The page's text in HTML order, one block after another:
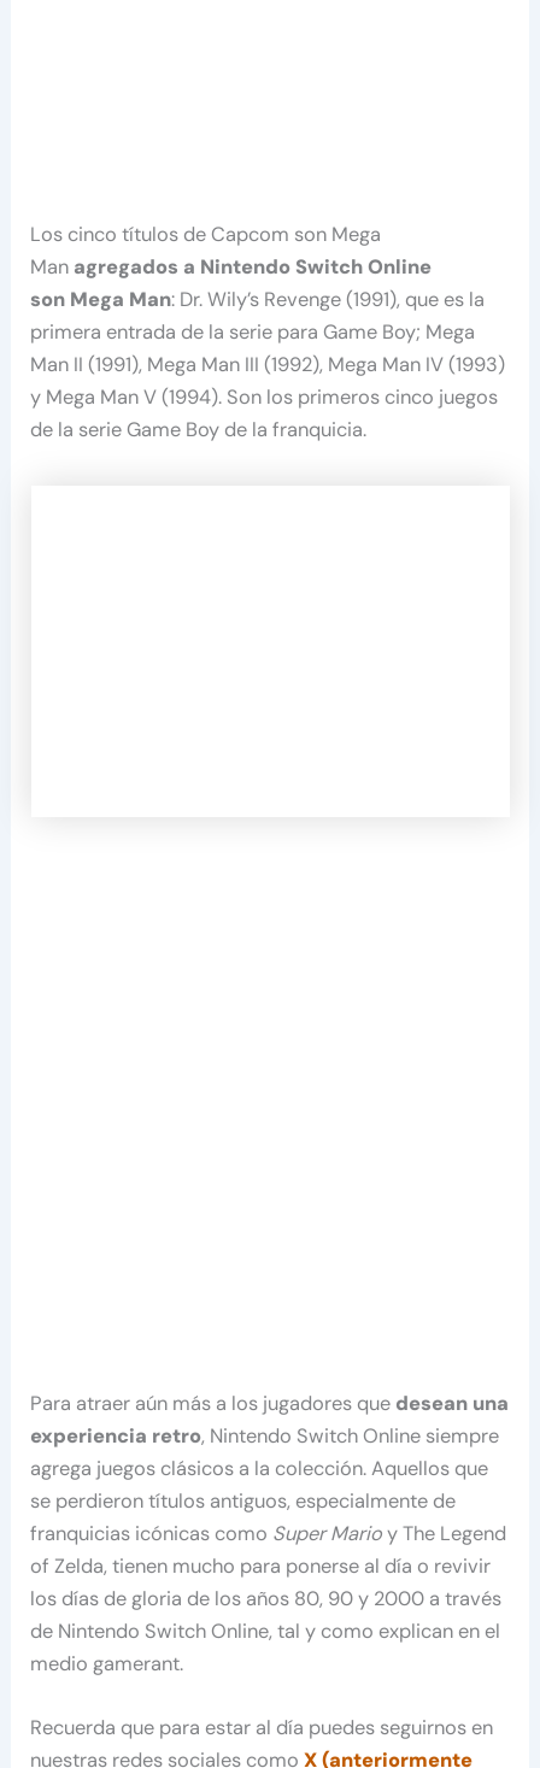
Los cinco títulos de Capcom son Mega
Man agregados a Nintendo Switch Online
son Mega Man: Dr. Wily’s Revenge (1991), que es la
primera entrada de la serie para Game Boy; Mega
Man II (1991), Mega Man III (1992), Mega Man IV (1993)
y Mega Man V (1994). Son los primeros cinco juegos
de la serie Game Boy de la franquicia.
Para atraer aún más a los jugadores que desean una
experiencia retro, Nintendo Switch Online siempre
agrega juegos clásicos a la colección. Aquellos que
se perdieron títulos antiguos, especialmente de
franquicias icónicas como Super Marioy The Legend
of Zelda, tienen mucho para ponerse al día o revivir
los días de gloria de los años 80, 90 y 2000 a través
de Nintendo Switch Online, tal y como explican en el
medio gamerant.
Recuerda que para estar al día puedes seguirnos en
nuestras redes sociales comoX (anteriormente